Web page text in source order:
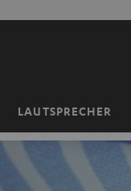
LAUTSPRECHER
Startseite